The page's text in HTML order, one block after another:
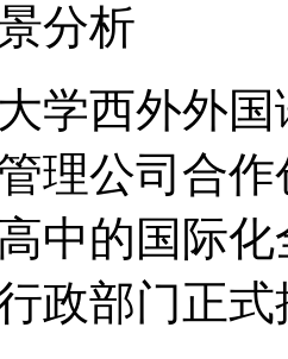
分析
大学西外外
理公司合
中的国际
政部门正